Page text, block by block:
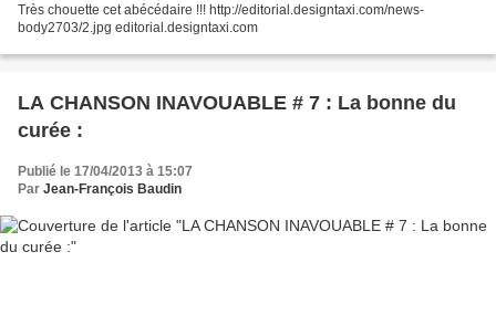
Très chouette cet abécédaire !!! http://editorial.designtaxi.com/news-
body2703/2.jpg editorial.designtaxi.com
LA CHANSON INAVOUABLE # 7 : La bonne du
curée :
Publié le 17/04/2013 à 15:07
Par Jean-François Baudin